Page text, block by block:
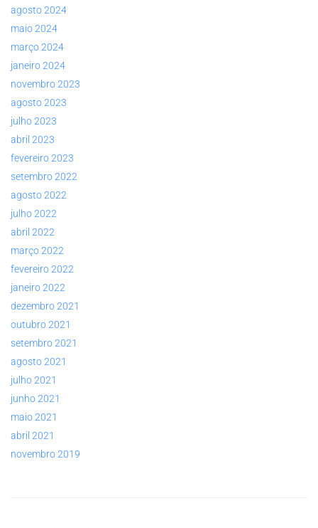
agosto 2024
maio 2024
março 2024
janeiro 2024
novembro 2023
agosto 2023
julho 2023
abril 2023
fevereiro 2023
setembro 2022
agosto 2022
julho 2022
abril 2022
março 2022
fevereiro 2022
janeiro 2022
dezembro 2021
outubro 2021
setembro 2021
agosto 2021
julho 2021
junho 2021
maio 2021
abril 2021
novembro 2019